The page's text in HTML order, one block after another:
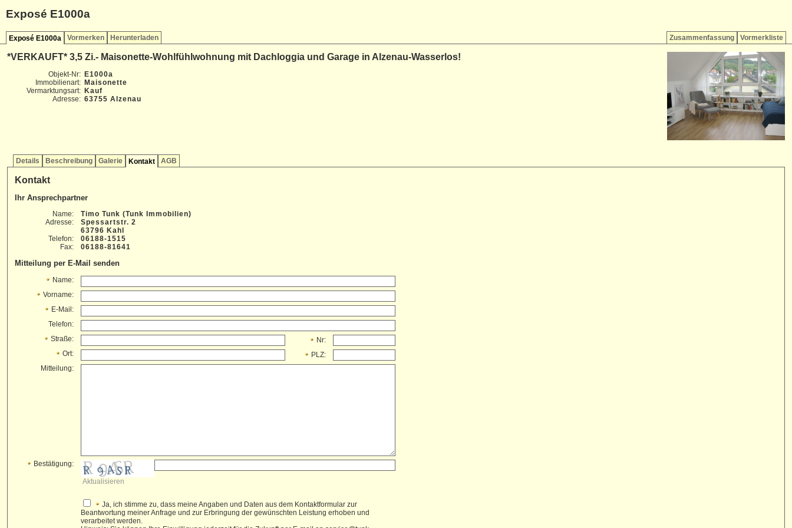
Exposé E1000a
Exposé E1000a Vormerken Herunterladen Vormerkliste
Zusammenfassung
*VERKAUFT* 3,5 Zi.- Maisonette-Wohlfühlwohnung mit Dachloggia und Garage in Alzenau-Wasserlos!
Objekt-Nr: E1000a
Immobilienart: Maisonette
Vermarktungsart: Kauf
Adresse: 63755 Alzenau
Details Beschreibung Galerie Kontakt AGB
Kontakt
Ihr Ansprechpartner
Name:
Timo Tunk (Tunk Immobilien)
Adresse:
Spessartstr. 2
63796 Kahl
Telefon:
06188-1515
Fax:
06188-81641
Mitteilung per E-Mail senden
Name:
Vorname:
E-Mail:
Telefon:
Straße:
Nr:
Ort:
PLZ:
Mitteilung:
Bestätigung:
Aktualisieren
Ja, ich stimme zu, dass meine Angaben und Daten aus dem Kontaktformular zur
Beantwortung meiner Anfrage und zur Erbringung der gewünschten Leistung erhoben und
verarbeitet werden.